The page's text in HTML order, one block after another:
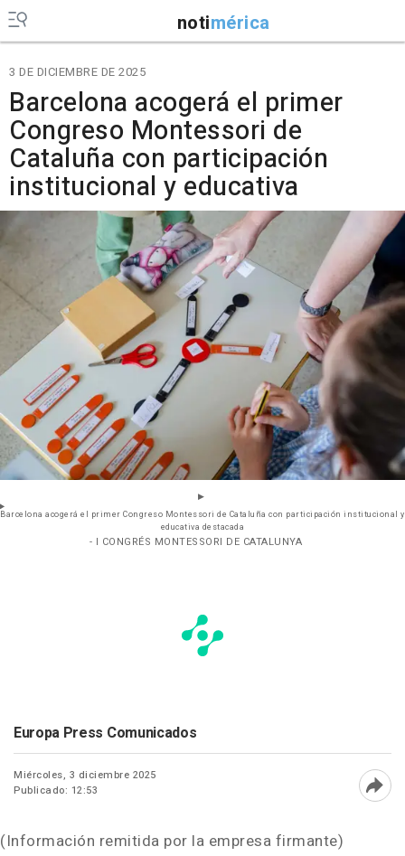
notimérica
3 DE DICIEMBRE DE 2025
Barcelona acogerá el primer
Congreso Montessori de
Cataluña con participación
institucional y educativa
Barcelona acogerá el primer Congreso Montessori de Cataluña con participación institucional y
educativa destacada
- I CONGRÉS MONTESSORI DE CATALUNYA
Europa Press Comunicados
Miércoles, 3 diciembre 2025
Publicado: 12:53
(Información remitida por la empresa firmante)